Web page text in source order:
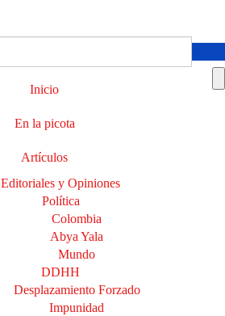
Inicio
En la picota
Artículos
Editoriales y Opiniones
Política
Colombia
Abya Yala
Mundo
DDHH
Desplazamiento Forzado
Impunidad